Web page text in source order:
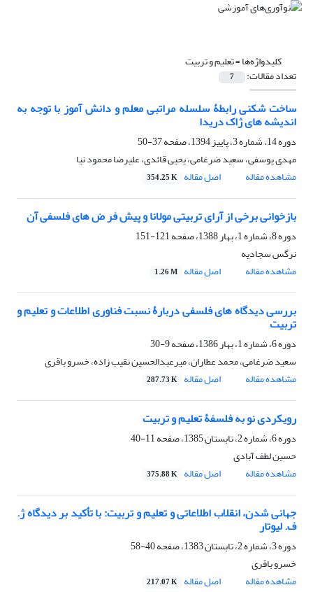
کلیدواژه‌ها =تعلیم و تربیت
تعداد مقالات: 7
ساخت شکنی رابطۀ سلسله مراتبی معلم و دانش آموز با توجه به
اندیشه های ژاک دریدا
دوره 14، شماره 3، پاییز 1394، صفحه
37-50
مهدی یوسفی، سعید ضرغامی، یحیی قائدی، علیرضا محمود نیا
مشاهده مقاله
اصل مقاله 354.25 K
بازخوانی برخی از آرای تربیتی مولانا و پیش فر ض های فلسفی آن
دوره 8، شماره 1، بهار 1388، صفحه
121-151
نرگس سجادیه
مشاهده مقاله
اصل مقاله 1.26 M
بررسی دیدگاه های فلسفی دربارۀ نسبت فناوری اطلاعات و تعلیم و
تربیت
دوره 6، شماره 1، بهار 1386، صفحه
9-30
سعید ضرغامی، محمد عطاران، میرعبدالحسین نقیب زاده، خسرو باقری
مشاهده مقاله
اصل مقاله 287.73 K
رویکردی نو به فلسفۀ تعلیم و تربیت
دوره 6، شماره 2، تابستان 1385، صفحه
11-40
حسین لطف آبادی
مشاهده مقاله
اصل مقاله 375.88 K
جهانی شدن، انقلاب اطلاعاتی و تعلیم و تربیت: با تأکید بر دیدگاه ژ.
ف. لیوتار
دوره 3، شماره 2، تابستان 1383، صفحه
40-58
خسرو باقری
مشاهده مقاله
اصل مقاله 217.07 K